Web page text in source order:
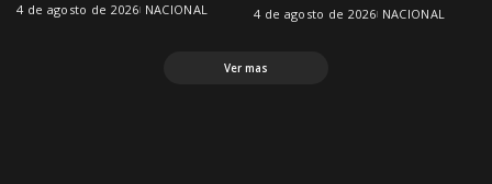
4 de agosto de 2026 NACIONAL 4 de agosto de 2026 NACIONAL
Ver mas